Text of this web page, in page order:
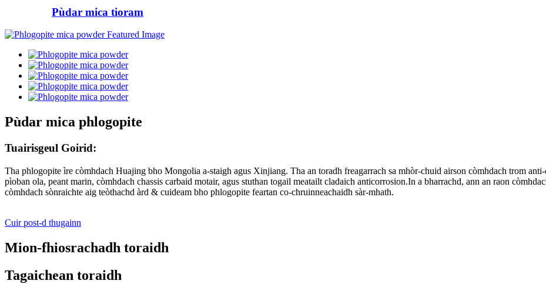
Pùdar mica tioram
Pùdar mica phlogopite
Tuairisgeul Goirid:
Tha phlogopite ìre còmhdach Huajing bho Mongolia a-staigh agus Xinjiang. Tha an toradh freagarrach sa mhòr-chuid airson còmhdach trom
pìoban ola, peant marin, còmhdach chassis carbaid motair, agus stuthan togail meatailt cladaich anticorrosion.In a bharrachd, ann an raon
còmhdach sònraichte aig teòthachd àrd & cuideam bho phlogopite feartan co-chruinneachaidh sàr-mhath.
Cuir post-d thugainn
Mion-fhiosrachadh toraidh
Tagaichean toraidh